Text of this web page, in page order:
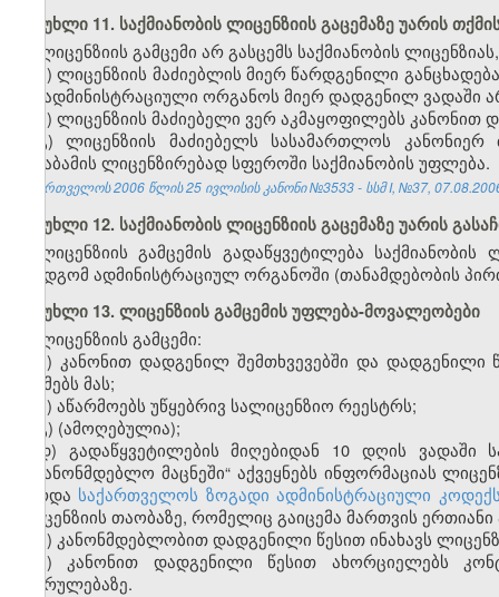
მუხლი 11. საქმიანობის ლიცენზიის გაცემაზე უარის
ლიცენზიის გამცემი არ გასცემს საქმიანობის
ა) ლიცენზიის მაძიებლის მიერ წარდგენილი
და ადმინისტრაციული ორგანოს მიერ დადგენილ ვადაში
ბ) ლიცენზიის მაძიებელი ვერ აკმაყოფილებს
გ) ლიცენზიის მაძიებელს სასამართლოს
შესაბამის ლიცენზირებად სფეროში საქმიანობის უფლება.
საქართველოს 2006 წლის 25 ივლისის კანონი №3533 - სსმ I, №37,
მუხლი 12. საქმიანობის ლიცენზიის გაცემაზე უარის
ლიცენზიის გამცემის გადაწყვეტილება
ზემდგომ ადმინისტრაციულ ორგანოში (თანამდებობის
მუხლი 13. ლიცენზიის გამცემის უფლება-მოვალეობები
ლიცენზიის გამცემი:
ა) კანონით დადგენილ შემთხვევებში და დადგენილი
აუქმებს მას;
ბ) აწარმოებს უწყებრივ სალიცენზიო რეესტრს;
გ) (ამოღებულია);
დ) გადაწყვეტილების მიღებიდან 10 დღის
საკანონმდებლო მაცნეში“ აქვეყნებს ინფორმაციას
გარდა საქართველოს ზოგადი ადმინისტრაციული
ლიცენზიის თაობაზე, რომელიც გაიცემა მართვის
ე) კანონმდებლობით დადგენილი წესით ინახავს
ვ) კანონით დადგენილი წესით ახორციელებს
შესრულებაზე.